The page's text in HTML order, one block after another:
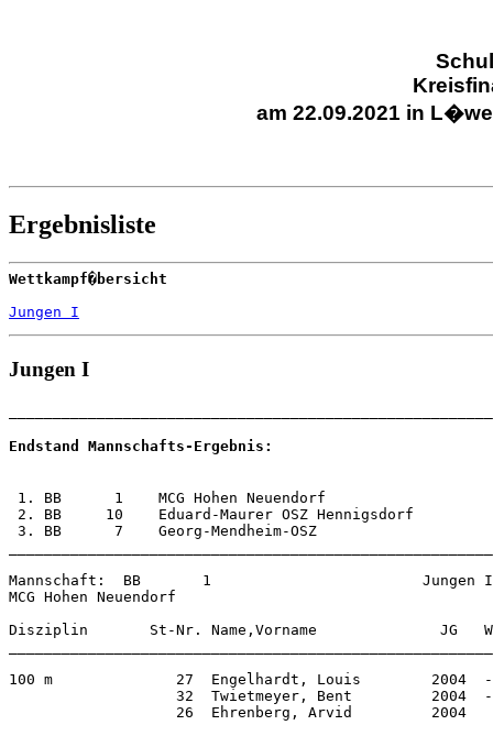
am 22.09.2021 in
Ergebnisliste
Wettkampf�bersicht
Jungen I
Jungen I
Endstand Mannschafts-Ergebnis:
1. BB      1    MCG Hohen Neuendorf
2. BB     10    Eduard-Maurer OSZ Hennigsdorf
3. BB      7    Georg-Mendheim-OSZ
Mannschaft:  BB       1                        Jungen I
MCG Hohen Neuendorf
Disziplin       St-Nr. Name,Vorname              JG
100 m              27  Engelhardt, Louis
32  Twietmeyer, Bent         2004
26  Ehrenberg, Arvid